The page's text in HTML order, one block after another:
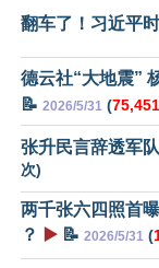
翻车了！习近平
德云社“大地震”
📝 2026/5/31 (75,451
张升民言辞透军
次)
两千张六四照首
？
▶️ 📝 2026/5/31 (